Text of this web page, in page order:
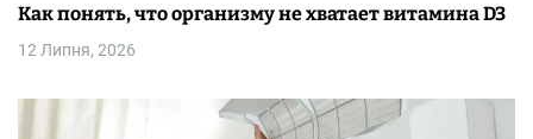
Как понять, что организму не хватает витамина D3
12 Липня, 2026